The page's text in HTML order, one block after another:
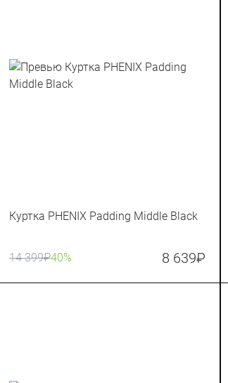
Куртка PHENIX Padding Middle Black
14 399₽40% 8 639₽